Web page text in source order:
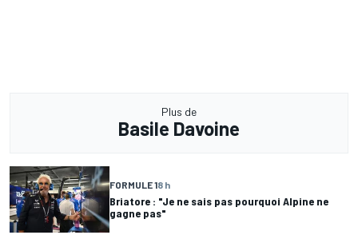
Plus de
Basile Davoine
FORMULE 18 h
Briatore : "Je ne sais pas pourquoi Alpine ne
gagne pas"